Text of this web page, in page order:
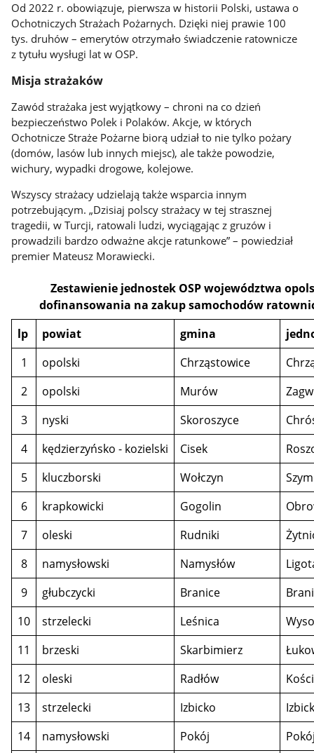
Od 2022 r. obowiązuje, pierwsza w historii Polski, ustawa o
Ochotniczych Strażach Pożarnych. Dzięki niej prawie 100
tys. druhów – emerytów otrzymało świadczenie ratownicze
z tytułu wysługi lat w OSP.
Misja strażaków
Zawód strażaka jest wyjątkowy – chroni na co dzień
bezpieczeństwo Polek i Polaków. Akcje, w których
Ochotnicze Straże Pożarne biorą udział to nie tylko pożary
(domów, lasów lub innych miejsc), ale także powodzie,
wichury, wypadki drogowe, kolejowe.
Wszyscy strażacy udzielają także wsparcia innym
potrzebującym. „Dzisiaj polscy strażacy w tej strasznej
tragedii, w Turcji, ratowali ludzi, wyciągając z gruzów i
prowadzili bardzo odważne akcje ratunkowe” – powiedział
premier Mateusz Morawiecki.
Zestawienie jednostek OSP województwa
dofinansowania na zakup samochodów
lp
powiat gmina
1
opolski Chrząstowice
2
opolski Murów
3
nyski Skoroszyce
4
kędzierzyńsko - kozielski Cisek
5
kluczborski Wołczyn
6
krapkowicki Gogolin
7
oleski Rudniki
8
namysłowski Namysłów
9
głubczycki Branice
10
strzelecki Leśnica
11
brzeski Skarbimierz
12
oleski Radłów
13
strzelecki Izbicko
14
namysłowski Pokój